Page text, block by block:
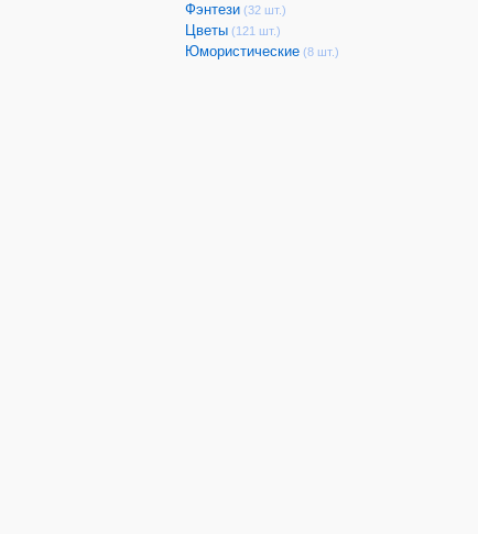
Фэнтези(32 шт.)
Цветы(121 шт.)
Юмористические(8 шт.)